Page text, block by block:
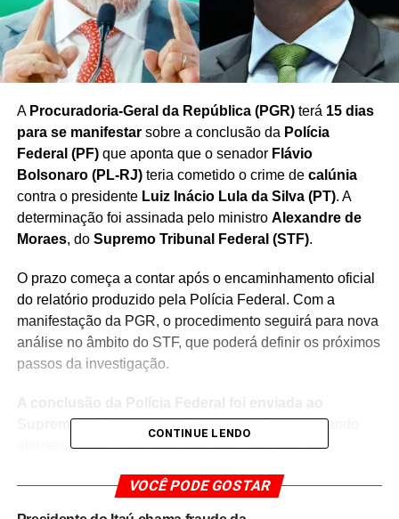
A Procuradoria-Geral da República (PGR)terá 15 dias
para se manifestarsobre a conclusão da Polícia
Federal (PF)que aponta que o senador Flávio
Bolsonaro (PL-RJ)teria cometido o crime de calúnia
contra o presidente Luiz Inácio Lula da Silva (PT). A
determinação foi assinada pelo ministro Alexandre de
Moraes, do Supremo Tribunal Federal (STF).
O prazo começa a contar após o encaminhamento oficial
do relatório produzido pela Polícia Federal. Com a
manifestação da PGR, o procedimento seguirá para nova
análise no âmbito do STF, que poderá definir os próximos
passos da investigação.
Supremo após a finalização do inquérito, indicando
elementos que, na avaliação dos investigadores,
calúnia. Agora, caberá à Procuradoria-Geral da
República avaliar o conteúdo da investigação e decidir se
CONTINUE LENDO
VOCÊ PODE GOSTAR